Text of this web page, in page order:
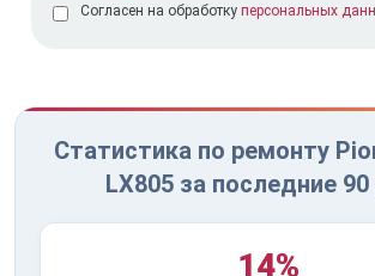
Согласен на обработку персональных
Статистика по ремонту
LX805 за последние
14%